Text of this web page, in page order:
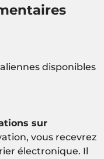
disponibles
sur
vous recevrez
électronique. Il